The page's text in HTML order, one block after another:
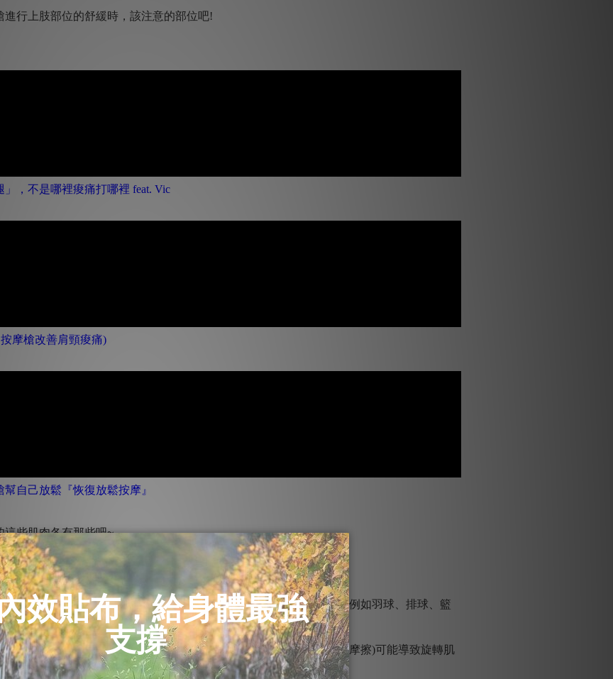
行上肢部位的舒緩時，該注意的部位吧!
，不是哪裡痠痛打哪裡 feat. Vic
摩槍改善肩頸痠痛)
自己放鬆『恢復放鬆按摩』
這些肌肉各有那些吧~
則外轉的棘上肌、棘下肌、小圓肌以及負責內轉的肩夾下肌
支撐、輔助、穩定的效果，對於過肩型的運動都有很大程度的影響(例如羽球、排球、籃
球時，需要手臂舉起向後轉，此時旋轉肌群和肩盂唇就會產生拉扯及摩擦)可能導致旋轉肌